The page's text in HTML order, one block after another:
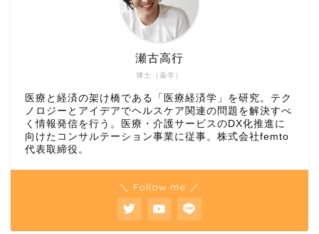
博士（薬学）
瀬古高行
医療と経済の架け橋である「医療経済学」を研究。テク
ノロジーとアイデアでヘルスケア関連の問題を解決すべ
く情報発信を行う。医療・介護サービスのDX化推進に
向けたコンサルテーション事業に従事。株式会社femto
代表取締役。
＼ Follow me ／